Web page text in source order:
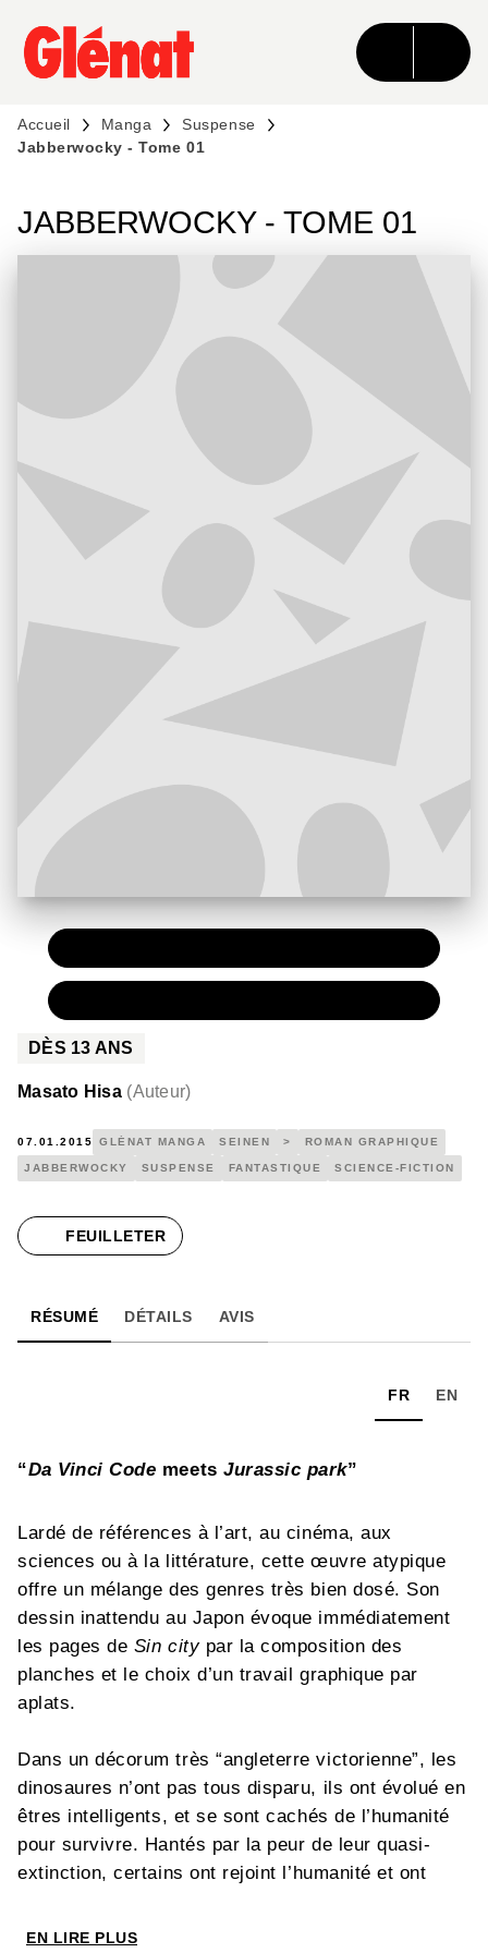
MENU RECHERCHE CONTENU
PIED DE PAGE
Accueil Manga
Suspense
Jabberwocky - Tome 01
JABBERWOCKY - TOME 01
DÈS 13 ANS
Masato Hisa (Auteur)
07.01.2015 GLÉNAT MANGA SEINEN > ROMAN GRAPHIQUE
JABBERWOCKY SUSPENSE FANTASTIQUE SCIENCE-FICTION
FEUILLETER
RÉSUMÉ DÉTAILS AVIS
FR EN
“Da Vinci Code meetsJurassic park”
Lardé de références à l’art, au cinéma, aux
sciences ou à la littérature, cette œuvre atypique
offre un mélange des genres très bien dosé. Son
dessin inattendu au Japon évoque immédiatement
les pages de Sin citypar la composition des
planches et le choix d’un travail graphique par
aplats.
Dans un décorum très “angleterre victorienne”, les
dinosaures n’ont pas tous disparu, ils ont évolué en
êtres intelligents, et se sont cachés de l’humanité
pour survivre. Hantés par la peur de leur quasi-
extinction, certains ont rejoint l’humanité et ont
l’astronomie, la chimie et la biologie... D’autres,
EN LIRE PLUS